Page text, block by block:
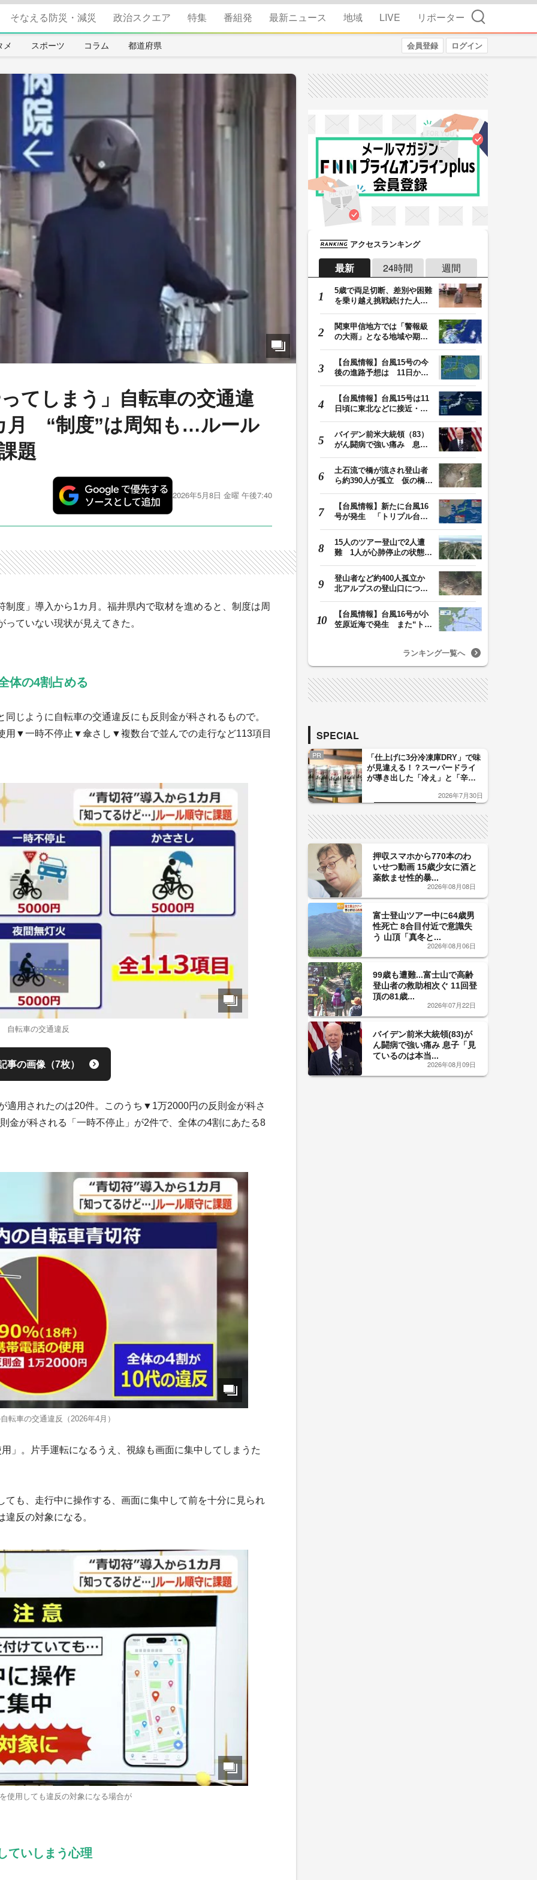
そなえる防災・減災 政治スクエア 特集 番組発 最新ニュース 地域 LIVE リポーター 検索
メ スポーツ コラム 都道府県 会員登録 ログイン
てしまう」自転車の交通違
月 “制度”は周知も…ルール
題
2026年5月8日 金曜 午後7:40
度」導入から1カ月。福井県内で取材を進めると、制度は周
ていない現状が見えてきた。
体の4割占める
じように自転車の交通違反にも反則金が科されるもので。
用▼一時不停止▼傘さし▼複数台で並んでの走行など113項目
自転車の交通違反
事の画像（7枚）
適用されたのは20件。このうち▼1万2000円の反則金が科さ
金が科される「一時不停止」が2件で、全体の4割にあたる8
転車の交通違反（2026年4月）
」。片手運転になるうえ、視線も画面に集中してしまうた
も、走行中に操作する、画面に集中して前を十分に見られ
反の対象になる。
使用しても違反の対象になる場合が
ていしまう心理
アクセスランキング
最新 24時間 週間
5歳で両足切断、差別や困難
を乗り越え挑戦続けた人
関東甲信地方では「警報級
の大雨」となる地域や期間
【台風情報】台風15号の今
後の進路予想は 11日から
【台風情報】台風15号は11
日頃に東北などに接近・上
バイデン前米大統領（83）
がん闘病で強い痛み 息子
土石流で橋が流され登山者
ら約390人が孤立 仮の橋が
【台風情報】新たに台風16
号が発生 「トリプル台
15人のツアー登山で2人遭
難 1人が心肺停止の状態、
登山者など約400人孤立か
北アルプスの登山口につな
【台風情報】台風16号が小
笠原近海で発生 また“トリ
ランキング一覧へ
SPECIAL
PR
「仕上げに3分冷凍庫DRY」で味
が見違える！？スーパードライ
が導き出した「冷え」と「辛
した「辛口カーブ」が飲み頃の
2026年7月30日
押収スマホから770本のわ
いせつ動画 15歳少女に酒と
薬飲ませ性的暴...
2026年08月08日
富士登山ツアー中に64歳男
性死亡 8合目付近で意識失
う 山頂「真冬と...
2026年08月06日
99歳も遭難...富士山で高齢
登山者の救助相次ぐ 11回登
頂の81歳...
2026年07月22日
バイデン前米大統領(83)が
ん闘病で強い痛み 息子「見
ているのは本当...
2026年08月09日